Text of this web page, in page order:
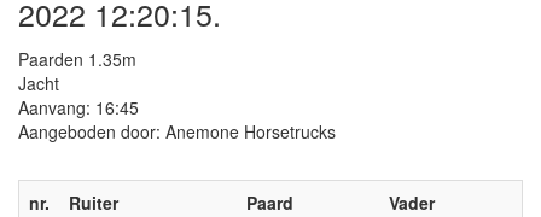
2022 12:20:15.
Paarden 1.35m
Jacht
Aanvang: 16:45
Aangeboden door: Anemone Horsetrucks
nr. Ruiter Paard
Vader